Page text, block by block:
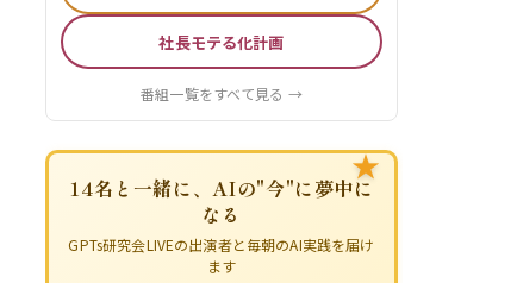
社長モテる化計画
番組一覧をすべて見る →
★
14名と一緒に、AIの"今"に夢中に
なる
GPTs研究会LIVEの出演者と毎朝のAI実践を届け
ます